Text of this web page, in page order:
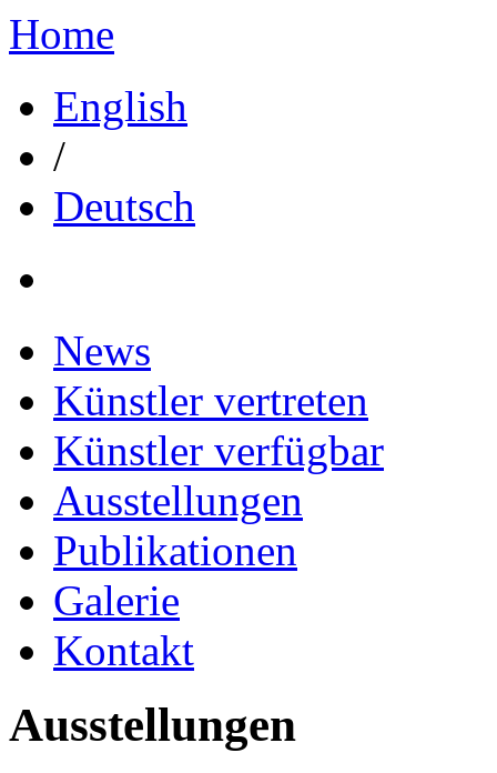
Home
English
/
Deutsch
News
Künstler vertreten
Künstler verfügbar
Ausstellungen
Publikationen
Galerie
Kontakt
Ausstellungen